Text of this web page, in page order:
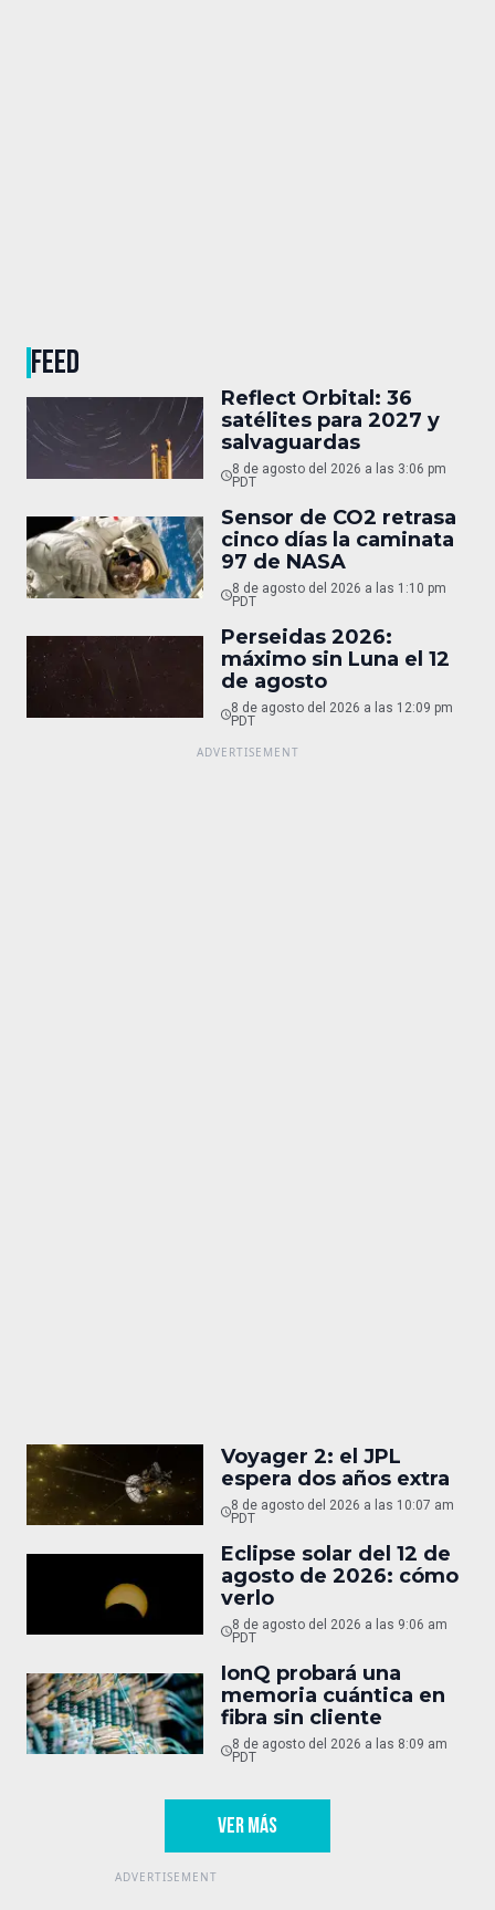
FEED
Reflect Orbital: 36
satélites para 2027 y
salvaguardas
8 de agosto del 2026 a las 3:06 pm
PDT
Sensor de CO2 retrasa
cinco días la caminata
97 de NASA
8 de agosto del 2026 a las 1:10 pm
PDT
Perseidas 2026:
máximo sin Luna el 12
de agosto
8 de agosto del 2026 a las 12:09 pm
PDT
Voyager 2: el JPL
espera dos años extra
8 de agosto del 2026 a las 10:07 am
PDT
Eclipse solar del 12 de
agosto de 2026: cómo
verlo
8 de agosto del 2026 a las 9:06 am
PDT
IonQ probará una
memoria cuántica en
fibra sin cliente
8 de agosto del 2026 a las 8:09 am
PDT
VER MÁS